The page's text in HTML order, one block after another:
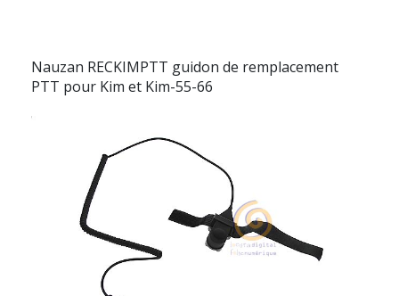
Nauzan RECKIMPTT guidon de remplacement
PTT pour Kim et Kim-55-66